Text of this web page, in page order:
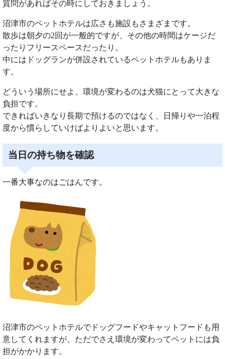
質問があればその時にしておきましょう。
沼津市のペットホテルは広さも施設もさまざまです。
散歩は朝夕の2回が一般的ですが、その他の時間はケージだ
ったりフリースペースだったり。
中にはドッグランが併設されているペットホテルもありま
す。
どういう場所にせよ、環境が変わるのは犬猫にとって大きな
負担です。
できればいきなり長期で預けるのではなく、日帰りや一泊程
度から慣らしていけばよりよいと思います。
当日の持ち物を確認
一番大事なのはごはんです。
沼津市のペットホテルでドッグフードやキャットフードも用
意してくれますが、ただでさえ環境が変わってペットには負
担がかかります。